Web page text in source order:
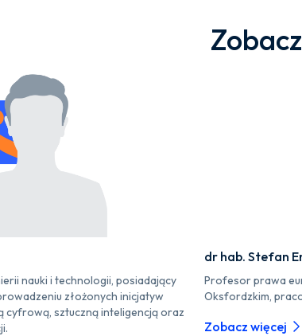
nauki i technologii, posiadający
złożonych inicjatyw
cyfrową, sztuczną inteligencją oraz
dr hab. Stefan
Profesor prawa
Oksfordzkim,
Zobacz więcej